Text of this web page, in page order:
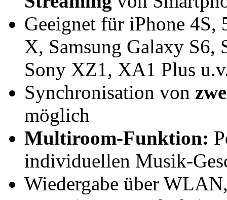
Geeignet für iPhone 4S,
X, Samsung Galaxy
Sony XZ1, XA1 Plus
Synchronisation von
möglich
Multiroom-Funktion:
individuellen Musik-
Wiedergabe über